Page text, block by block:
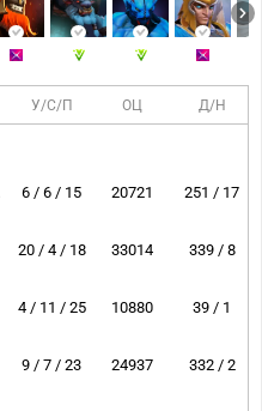
У/С/П ОЦ Д/Н
6 / 6 / 15 20721 251 / 17
20 / 4 / 18 33014 339 / 8
4 / 11 / 25 10880 39 / 1
9 / 7 / 23 24937 332 / 2